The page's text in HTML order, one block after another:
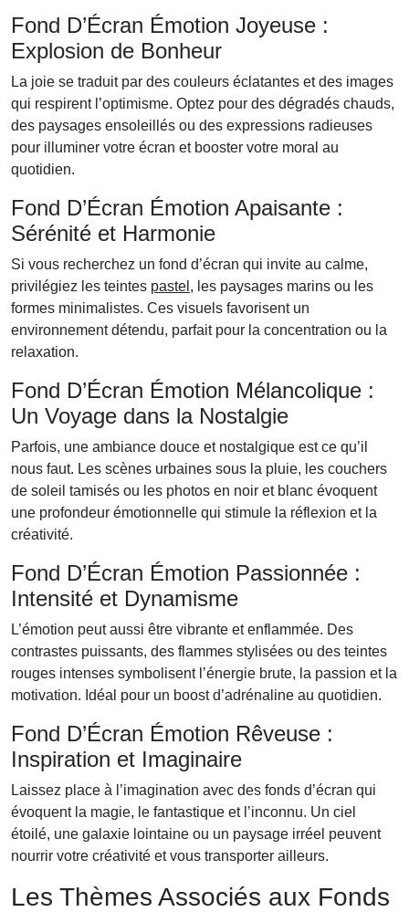
Fond D’Écran Émotion Joyeuse :
Explosion de Bonheur
La joie se traduit par des couleurs éclatantes et des images
qui respirent l’optimisme. Optez pour des dégradés chauds,
des paysages ensoleillés ou des expressions radieuses
pour illuminer votre écran et booster votre moral au
quotidien.
Fond D’Écran Émotion Apaisante :
Sérénité et Harmonie
Si vous recherchez un fond d’écran qui invite au calme,
privilégiez les teintes pastel , les paysages marins ou les
formes minimalistes. Ces visuels favorisent un
environnement détendu, parfait pour la concentration ou la
relaxation.
Fond D’Écran Émotion Mélancolique :
Un Voyage dans la Nostalgie
Parfois, une ambiance douce et nostalgique est ce qu’il
nous faut. Les scènes urbaines sous la pluie, les couchers
de soleil tamisés ou les photos en noir et blanc évoquent
une profondeur émotionnelle qui stimule la réflexion et la
créativité.
Fond D’Écran Émotion Passionnée :
Intensité et Dynamisme
L’émotion peut aussi être vibrante et enflammée. Des
contrastes puissants, des flammes stylisées ou des teintes
rouges intenses symbolisent l’énergie brute, la passion et la
motivation. Idéal pour un boost d’adrénaline au quotidien.
Fond D’Écran Émotion Rêveuse :
Inspiration et Imaginaire
Laissez place à l’imagination avec des fonds d’écran qui
évoquent la magie, le fantastique et l’inconnu. Un ciel
étoilé, une galaxie lointaine ou un paysage irréel peuvent
nourrir votre créativité et vous transporter ailleurs.
Les Thèmes Associés aux Fonds